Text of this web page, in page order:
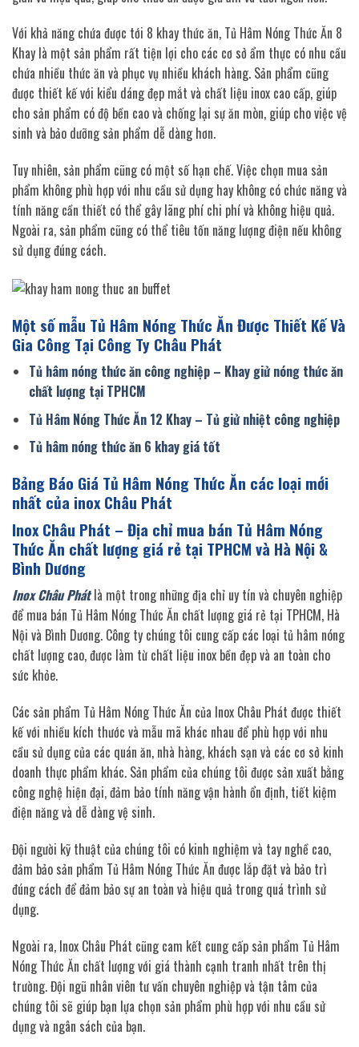
Với khả năng chứa được tới 8 khay thức ăn, Tủ Hâm Nóng Thức Ăn 8
Khay là một sản phẩm rất tiện lợi cho các cơ sở ẩm thực có nhu cầu
chứa nhiều thức ăn và phục vụ nhiều khách hàng. Sản phẩm cũng
được thiết kế với kiểu dáng đẹp mắt và chất liệu inox cao cấp, giúp
cho sản phẩm có độ bền cao và chống lại sự ăn mòn, giúp cho việc vệ
sinh và bảo dưỡng sản phẩm dễ dàng hơn.
Tuy nhiên, sản phẩm cũng có một số hạn chế. Việc chọn mua sản
phẩm không phù hợp với nhu cầu sử dụng hay không có chức năng và
tính năng cần thiết có thể gây lãng phí chi phí và không hiệu quả.
Ngoài ra, sản phẩm cũng có thể tiêu tốn năng lượng điện nếu không
sử dụng đúng cách.
Một số mẫu Tủ Hâm Nóng Thức Ăn Được Thiết Kế Và
Gia Công Tại Công Ty Châu Phát
Tủ hâm nóng thức ăn công nghiệp – Khay giử nóng thức ăn
chất lượng tại TPHCM
Tủ Hâm Nóng Thức Ăn 12 Khay – Tủ giử nhiệt công nghiệp
Tủ hâm nóng thức ăn 6 khay giá tốt
Bảng Báo Giá Tủ Hâm Nóng Thức Ăn các loại mới
nhất của inox Châu Phát
Inox Châu Phát – Địa chỉ mua bán Tủ Hâm Nóng
Thức Ăn chất lượng giá rẻ tại TPHCM và Hà Nội &
Bình Dương
Inox Châu Phátlà một trong những địa chỉ uy tín và chuyên nghiệp
để mua bán Tủ Hâm Nóng Thức Ăn chất lượng giá rẻ tại TPHCM, Hà
Nội và Bình Dương. Công ty chúng tôi cung cấp các loại tủ hâm nóng
chất lượng cao, được làm từ chất liệu inox bền đẹp và an toàn cho
sức khỏe.
Các sản phẩm Tủ Hâm Nóng Thức Ăn của Inox Châu Phát được thiết
kế với nhiều kích thước và mẫu mã khác nhau để phù hợp với nhu
cầu sử dụng của các quán ăn, nhà hàng, khách sạn và các cơ sở kinh
doanh thực phẩm khác. Sản phẩm của chúng tôi được sản xuất bằng
công nghệ hiện đại, đảm bảo tính năng vận hành ổn định, tiết kiệm
điện năng và dễ dàng vệ sinh.
Đội người kỹ thuật của chúng tôi có kinh nghiệm và tay nghề cao,
đảm bảo sản phẩm Tủ Hâm Nóng Thức Ăn được lắp đặt và bảo trì
đúng cách để đảm bảo sự an toàn và hiệu quả trong quá trình sử
dụng.
Ngoài ra, Inox Châu Phát cũng cam kết cung cấp sản phẩm Tủ Hâm
Nóng Thức Ăn chất lượng với giá thành cạnh tranh nhất trên thị
trường. Đội ngũ nhân viên tư vấn chuyên nghiệp và tận tâm của
chúng tôi sẽ giúp bạn lựa chọn sản phẩm phù hợp với nhu cầu sử
dụng và ngân sách của bạn.